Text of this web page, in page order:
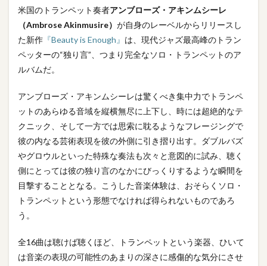
米国のトランペット奏者アンブローズ・アキンムシーレ
（Ambrose Akinmusire） が自身のレーベルからリリースし
た新作 『Beauty is Enough』 は、現代ジャズ最高峰のトラン
ペッターの“独り言”、つまり完全なソロ・トランペットのア
ルバムだ。
アンブローズ・アキンムシーレは驚くべき集中力でトランペ
ットのあらゆる音域を縦横無尽に上下し、時には超絶的なテ
クニック、そして一方では思索に耽るようなフレージングで
彼の内なる芸術表現を彼の外側に引き摺り出す。ダブルバズ
やグロウルといった特殊な奏法も次々と意図的に試み、聴く
側にとっては彼の独り言のなかにびっくりするような瞬間を
目撃することとなる。こうした音楽体験は、おそらくソロ・
トランペットという形態でなければ得られないものであろ
う。
全16曲は聴けば聴くほど、トランペットという楽器、ひいて
は音楽の表現の可能性のあまりの深さに感傷的な気分にさせ